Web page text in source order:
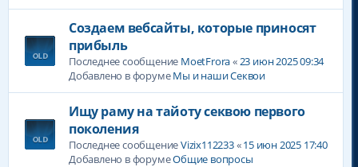
Создаем вебсайты, которые приносят
прибыль
Последнее сообщение MoetFrora« 23 июн 2025 09:34
Добавлено в форумеМы и наши Секвои
Ищу раму на тайоту секвою первого
поколения
Последнее сообщениеVizix112233«15 июн 2025 17:40
Добавлено в форумеОбщие вопросы